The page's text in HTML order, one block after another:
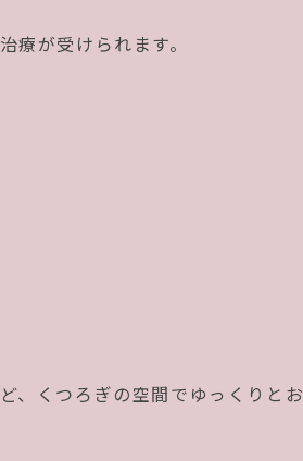
療が受けられます。
、くつろぎの空間でゆっくりとお